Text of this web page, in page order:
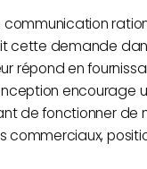
cette demande
répond en
encourage
de fonctionner de
commerciaux,